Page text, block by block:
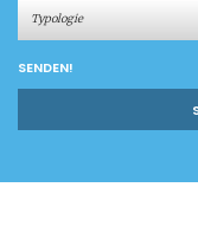
Typologie
SENDEN!